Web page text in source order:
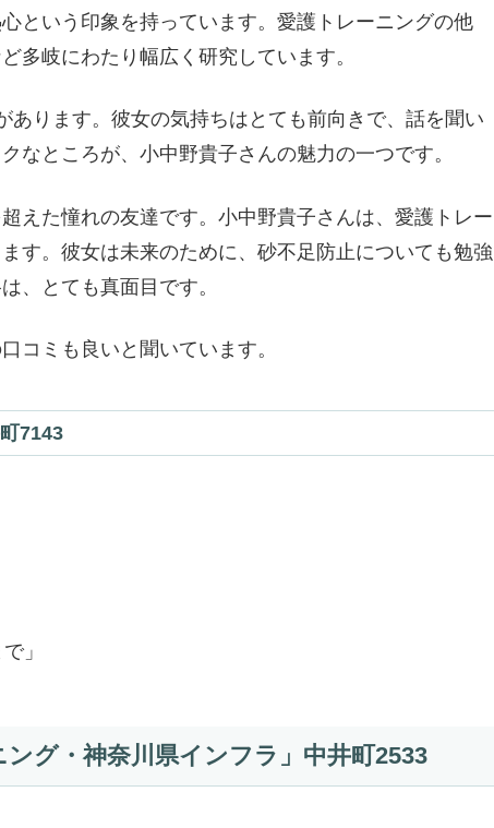
という印象を持っています。愛護トレーニングの他
多岐にわたり幅広く研究しています。
ります。彼女の気持ちはとても前向きで、話を聞い
なところが、小中野貴子さんの魅力の一つです。
えた憧れの友達です。小中野貴子さんは、愛護トレー
す。彼女は未来のために、砂不足防止についても勉強
、とても真面目です。
コミも良いと聞いています。
7143
」
グ・神奈川県インフラ」中井町2533